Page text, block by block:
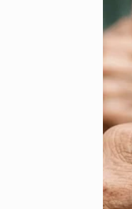
O episódio
públicas e
polêmicas públicas.